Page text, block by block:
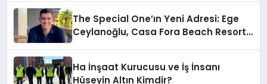
The Special One’ın Yeni Adresi: Ege
Ceylanoğlu, Casa Fora Beach Resort
Ha İnşaat Kurucusu ve İş İnsanı
Hüseyin Altın Kimdir?